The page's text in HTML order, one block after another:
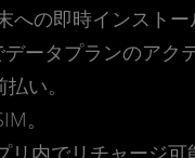
への即時インストー
ータプランのアク
い。
。
内でリチャージ可